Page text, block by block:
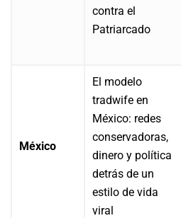
contra el
Patriarcado
México
El modelo
tradwife en
México: redes
conservadoras,
dinero y política
detrás de un
estilo de vida
viral